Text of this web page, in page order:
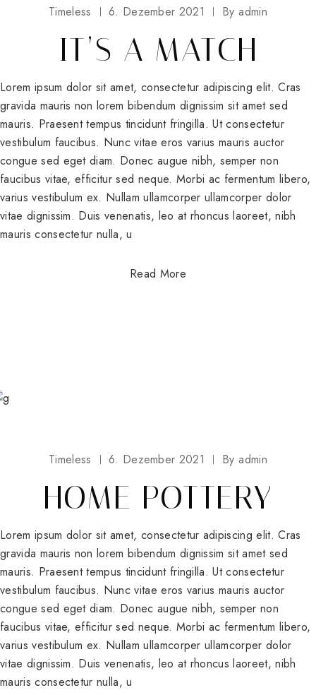
Timeless 6. Dezember 2021 By admin
IT’S A MATCH
Lorem ipsum dolor sit amet, consectetur adipiscing elit. Cras
gravida mauris non lorem bibendum dignissim sit amet sed
mauris. Praesent tempus tincidunt fringilla. Ut consectetur
vestibulum faucibus. Nunc vitae eros varius mauris auctor
congue sed eget diam. Donec augue nibh, semper non
faucibus vitae, efficitur sed neque. Morbi ac fermentum libero,
varius vestibulum ex. Nullam ullamcorper ullamcorper dolor
vitae dignissim. Duis venenatis, leo at rhoncus laoreet, nibh
mauris consectetur nulla, u
Read More
Timeless 6. Dezember 2021 By admin
HOME POTTERY
Lorem ipsum dolor sit amet, consectetur adipiscing elit. Cras
gravida mauris non lorem bibendum dignissim sit amet sed
mauris. Praesent tempus tincidunt fringilla. Ut consectetur
vestibulum faucibus. Nunc vitae eros varius mauris auctor
congue sed eget diam. Donec augue nibh, semper non
faucibus vitae, efficitur sed neque. Morbi ac fermentum libero,
varius vestibulum ex. Nullam ullamcorper ullamcorper dolor
vitae dignissim. Duis venenatis, leo at rhoncus laoreet, nibh
mauris consectetur nulla, u